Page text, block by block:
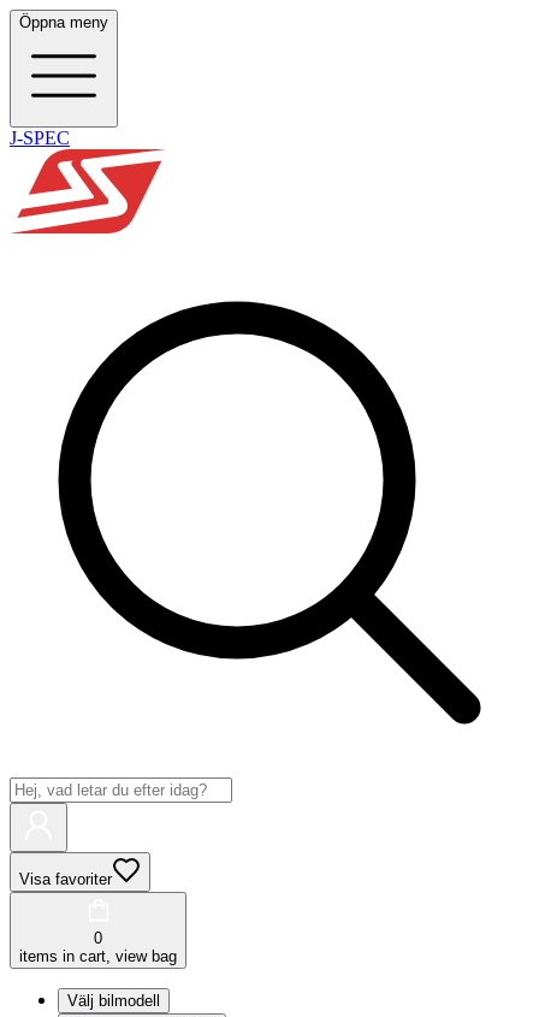
Öppna meny
J-SPEC
Visa favoriter
0
items in cart, view bag
Välj bilmodell